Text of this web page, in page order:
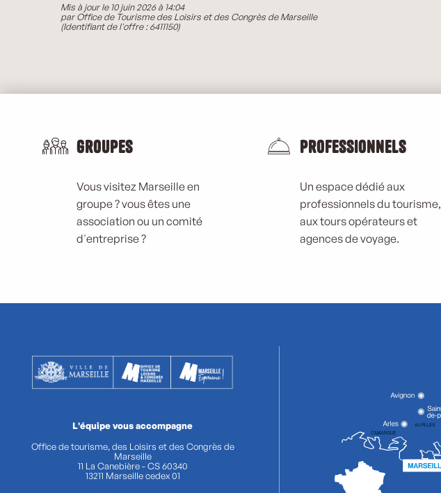
Mis à jour le 10 juin 2026 à 14:04
par Office de Tourisme des Loisirs et des Congrès de Marseille
(Identifiant de l'offre :6411150)
Groupes
Vous visitez Marseille en
groupe ? vous êtes une
association ou un comité
d'entreprise ?
Professionnels
Un espace dédié aux
professionnels du tourisme,
aux tours opérateurs et
agences de voyage.
L'équipe vous accompagne
Office de tourisme, des Loisirs et des Congrès de
Marseille
11 La Canebière - CS 60340
13211 Marseille cedex 01